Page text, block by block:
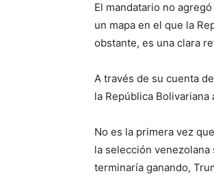
El mandatario no
un mapa en el que la
obstante, es una clara
A través de su cuenta
la República
No es la primera vez
la selección
terminaría ganando,